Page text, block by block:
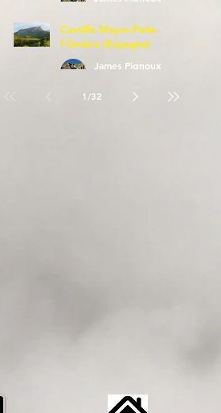
Castillo Mayor-Peña
l'Ombre (Espagne)
James Pignoux
1 /32